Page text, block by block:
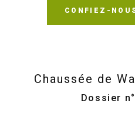
CONFIEZ-
Chaussée de
Dossier